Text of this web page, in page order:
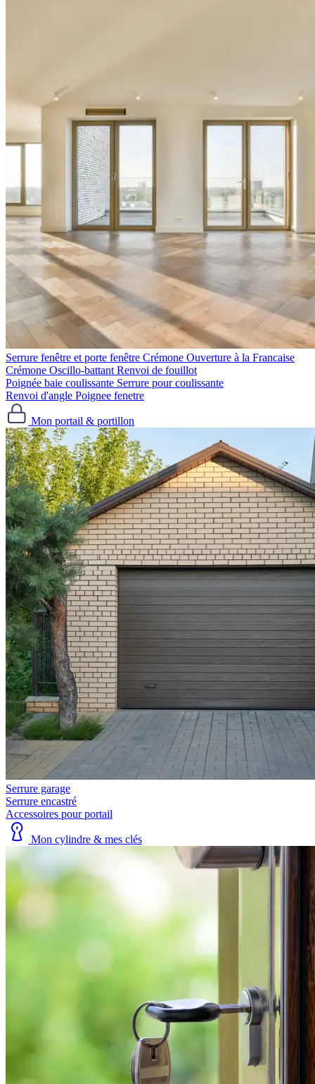
Serrure fenêtre et porte fenêtre
Crémone Ouverture à la Francaise
Crémone Oscillo-battant Renvoi de fouillot
Poignée baie coulissante Serrure pour coulissante
Renvoi d'angle Poignee fenetre
Mon portail & portillon
Serrure garage
Serrure encastré
Accessoires pour portail
Mon cylindre & mes clés